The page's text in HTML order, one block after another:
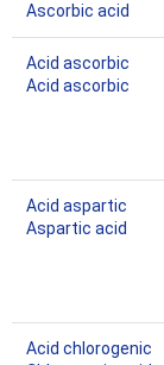
Ascorbic acid
Acid ascorbic
Acid ascorbic
Acid aspartic
Aspartic acid
Acid chlorogenic